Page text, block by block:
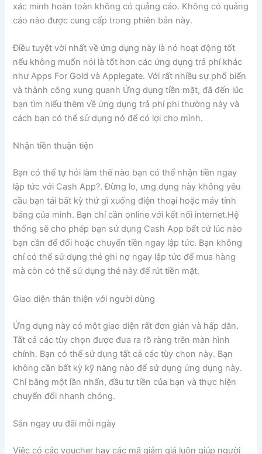
xác minh hoàn toàn không có quảng cáo. Không có quảng
cáo nào được cung cấp trong phiên bản này.
Điều tuyệt vời nhất về ứng dụng này là nó hoạt động tốt
nếu không muốn nói là tốt hơn các ứng dụng trả phí khác
như Apps For Gold và Applegate. Với rất nhiều sự phổ biến
và thành công xung quanh Ứng dụng tiền mặt, đã đến lúc
bạn tìm hiểu thêm về ứng dụng trả phí phi thường này và
cách bạn có thể sử dụng nó để có lợi cho mình.
Nhận tiền thuận tiện
Bạn có thể tự hỏi làm thế nào bạn có thể nhận tiền ngay
lập tức với Cash App?. Đừng lo, ưng dụng này không yêu
cầu bạn tải bất kỳ thứ gì xuống điện thoại hoặc máy tính
bảng của mình. Bạn chỉ cần online với kết nối internet.Hệ
thống sẽ cho phép bạn sử dụng Cash App bất cứ lúc nào
bạn cần để đổi hoặc chuyển tiền ngay lập tức. Bạn không
chỉ có thể sử dụng thẻ ghi nợ ngay lập tức để mua hàng
mà còn có thể sử dụng thẻ này để rút tiền mặt.
Giao diện thân thiện với người dùng
Ứng dụng này có một giao diện rất đơn giản và hấp dẫn.
Tất cả các tùy chọn được đưa ra rõ ràng trên màn hình
chính. Bạn có thể sử dụng tất cả các tùy chọn này. Bạn
không cần bất kỳ kỹ năng nào để sử dụng ứng dụng này.
Chỉ bằng một lần nhấn, đầu tư tiền của bạn và thực hiện
chuyển đổi nhanh chóng.
Săn ngay ưu đãi mỗi ngày
Việc có các voucher hay các mã giảm giá luôn giúp người